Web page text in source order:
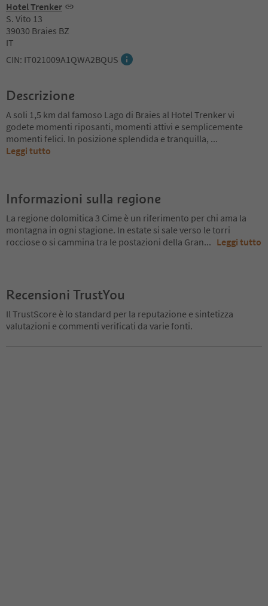
Hotel Trenker
S. Vito 13
39030 Braies BZ
IT
CIN: IT021009A1QWA2BQUS
Descrizione
A soli 1,5 km dal famoso Lago di Braies al Hotel Trenker vi
godete momenti riposanti, momenti attivi e semplicemente
momenti felici. In posizione splendida e tranquilla, ...
Leggi tutto
Informazioni sulla regione
La regione dolomitica 3 Cime è un riferimento per chi ama la
montagna in ogni stagione. In estate si sale verso le torri
rocciose o si cammina tra le postazioni della Gran... Leggi tutto
Recensioni TrustYou
Il TrustScore è lo standard per la reputazione e sintetizza
valutazioni e commenti verificati da varie fonti.